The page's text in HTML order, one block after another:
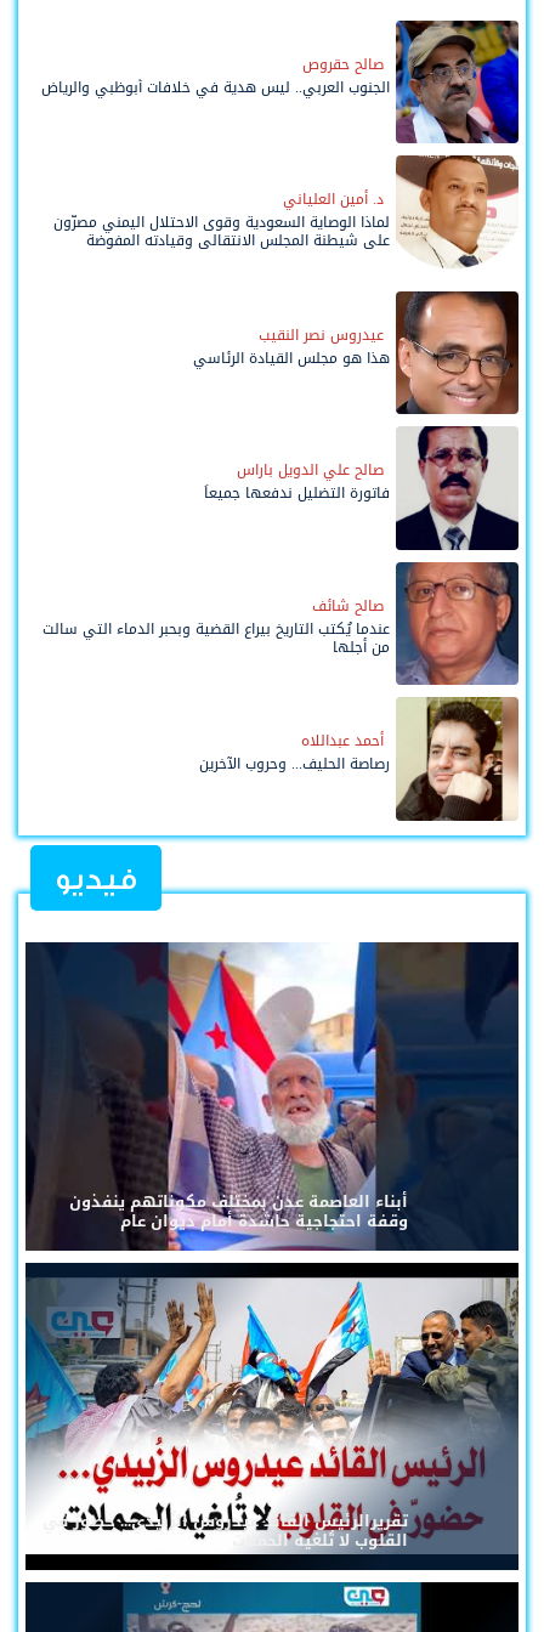
صالح حقروص
الجنوب العربي.. ليس هدية في خلافات أبوظبي والرياض
د. أمين العلياني
لماذا الوصاية السعودية وقوى الاحتلال اليمني مصرّون
على شيطنة المجلس الانتقالي وقيادته المفوضة
عيدروس نصر النقيب
هذا هو مجلس القيادة الرئاسي
صالح علي الدويل باراس
فاتورة التضليل ندفعها جميعاً
صالح شائف
عندما يُكتب التاريخ بيراع القضية وبحبر الدماء التي سالت
من أجلها
أحمد عبداللاه
رصاصة الحليف... وحروب الآخرين
فيديو
أبناء العاصمة عدن بمختلف مكوناتهم ينفذون
وقفة احتجاجية حاشدة أمام ديوان عام
تقريرالرئيس القائد عيدروس الزُبيدي... حضورٌ في
القلوب لا تُلغيه الحملات